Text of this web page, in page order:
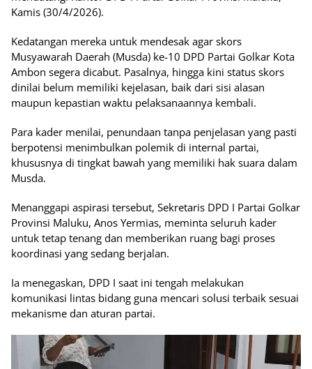
Kamis (30/4/2026).
Kedatangan mereka untuk mendesak agar skors
Musyawarah Daerah (Musda) ke-10 DPD Partai Golkar Kota
Ambon segera dicabut. Pasalnya, hingga kini status skors
dinilai belum memiliki kejelasan, baik dari sisi alasan
maupun kepastian waktu pelaksanaannya kembali.
Para kader menilai, penundaan tanpa penjelasan yang pasti
berpotensi menimbulkan polemik di internal partai,
khususnya di tingkat bawah yang memiliki hak suara dalam
Musda.
Menanggapi aspirasi tersebut, Sekretaris DPD I Partai Golkar
Provinsi Maluku, Anos Yermias, meminta seluruh kader
untuk tetap tenang dan memberikan ruang bagi proses
koordinasi yang sedang berjalan.
Ia menegaskan, DPD I saat ini tengah melakukan
komunikasi lintas bidang guna mencari solusi terbaik sesuai
mekanisme dan aturan partai.